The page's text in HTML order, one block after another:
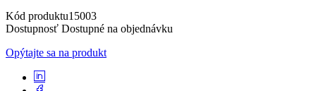
Kód produktu15003
Dostupnosť Dostupné na objednávku
Opýtajte sa na produkt